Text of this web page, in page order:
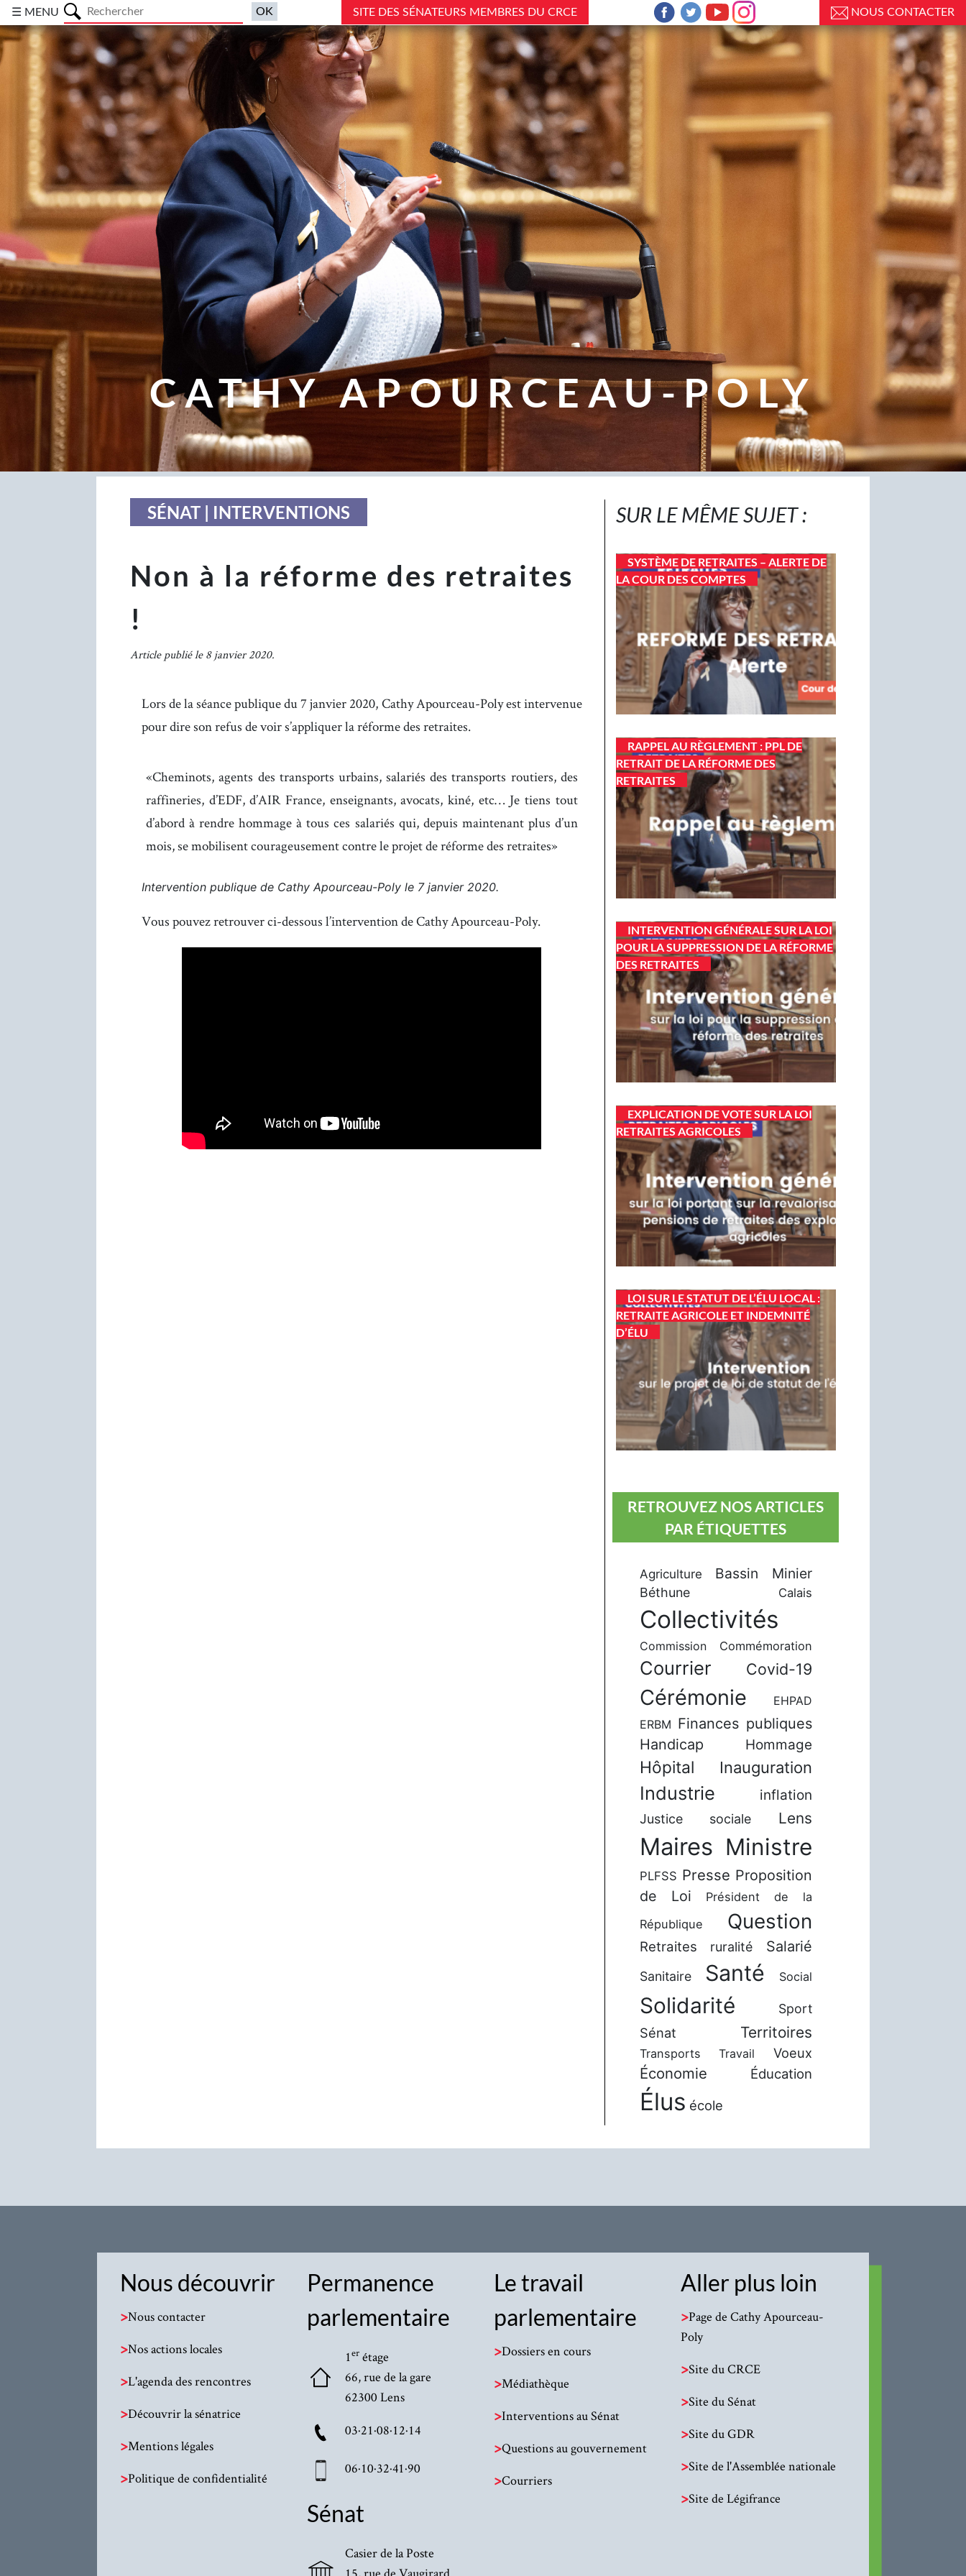
☰ MENU SITE DES SÉNATEURS MEMBRES DU CRCE NOUS CONTACTER
CATHY APOURCEAU-POLY
SÉNAT | INTERVENTIONS
Non à la réforme des retraites
!
Article publié le 8 janvier 2020.
Lors de la séance publique du 7 janvier 2020, Cathy Apourceau-Poly est intervenue
pour dire son refus de voir s’appliquer la réforme des retraites.
Cheminots, agents des transports urbains, salariés des transports routiers, des
raffineries, d’EDF, d’AIR France, enseignants, avocats, kiné, etc… Je tiens tout
d’abord à rendre hommage à tous ces salariés qui, depuis maintenant plus d’un
mois, se mobilisent courageusement contre le projet de réforme des retraites
Intervention publique de Cathy Apourceau-Poly le 7 janvier 2020.
Vous pouvez retrouver ci-dessous l’intervention de Cathy Apourceau-Poly.
SUR LE MÊME SUJET :
SYSTÈME DE RETRAITES – ALERTE DE
LA COUR DES COMPTES
RAPPEL AU RÈGLEMENT : PPL DE
RETRAIT DE LA RÉFORME DES
RETRAITES
INTERVENTION GÉNÉRALE SUR LA LOI
POUR LA SUPPRESSION DE LA RÉFORME
DES RETRAITES
EXPLICATION DE VOTE SUR LA LOI
RETRAITES AGRICOLES
LOI SUR LE STATUT DE L’ÉLU LOCAL :
RETRAITE AGRICOLE ET INDEMNITÉ
D’ÉLU
RETROUVEZ NOS ARTICLES
PAR ÉTIQUETTES
Agriculture Bassin Minier
Béthune Calais
Collectivités
Commission Commémoration
Courrier Covid-19
Cérémonie
EHPAD
ERBM Finances publiques
Handicap
Hommage
Hôpital Inauguration
Industrie inflation
Justice sociale Lens
Maires Ministre
PLFSS Presse Proposition
de Loi
Président de la
République
Question
Retraites ruralité Salarié
Sanitaire Santé Social
Solidarité Sport
Sénat Territoires
Transports Travail Voeux
Économie Éducation
Élus école
Nous découvrir
>Nous contacter
>Nos actions locales
>L'agenda des rencontres
>Découvrir la sénatrice
>Mentions légales
>Politique de confidentialité
Permanence
parlementaire
1er étage
66, rue de la gare
62300 Lens
03·21·08·12·14
06·10·32·41·90
Sénat
Casier de la Poste
Le travail
parlementaire
>Dossiers en cours
>Médiathèque
>Interventions au Sénat
>Questions au gouvernement
>Courriers
Aller plus loin
>Page de Cathy Apourceau-
Poly
>Site du CRCE
>Site du Sénat
>Site du GDR
>Site de l'Assemblée nationale
>Site de Légifrance